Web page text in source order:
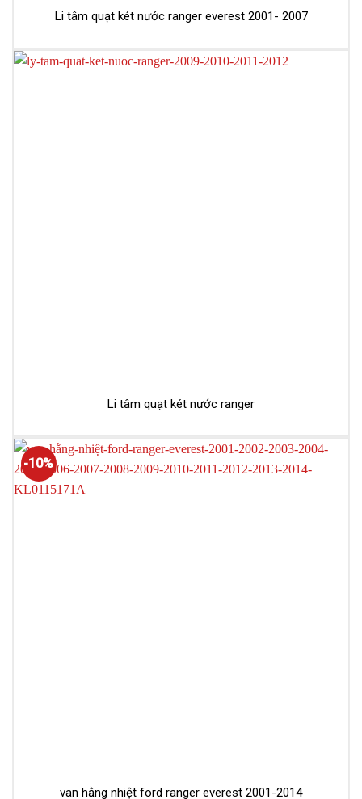
Li tâm quạt két nước ranger everest 2001- 2007
Li tâm quạt két nước ranger
-10%
van hằng nhiệt ford ranger everest 2001-2014